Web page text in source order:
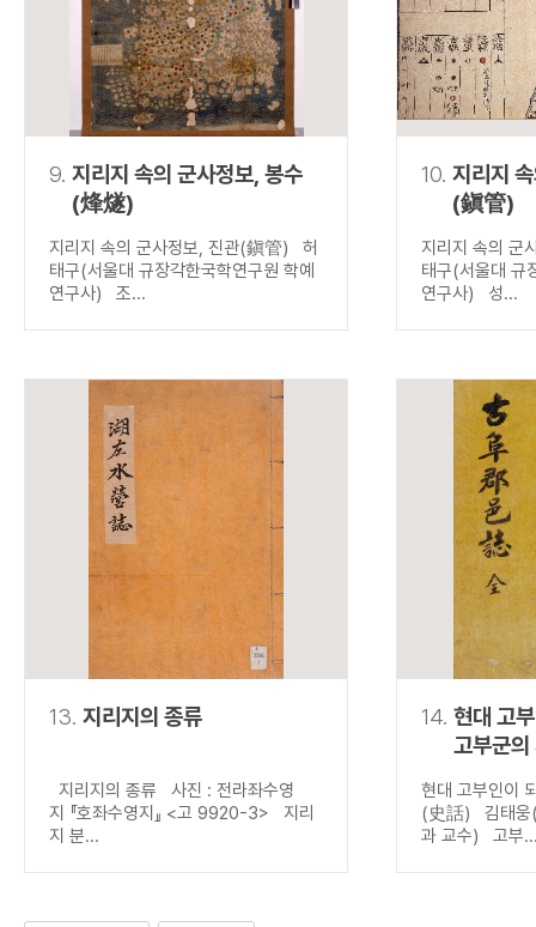
9. 지리지 속의 군사정보, 봉수
(烽燧)
지리지 속의 군사정보, 진관(鎭管) 허
태구(서울대 규장각한국학연구원 학예
연구사) 조...
10. 지리지
(鎭管)
지리지 속의
태구(서울대 규
연구사) 성...
13. 지리지의 종류
지리지의 종류 사진 : 전라좌수영
지 『호좌수영지』 <고 9920-3> 지리
지 분...
14. 현대 고
고부군
현대 고부인이
(史話) 김태웅(
과 교수) 고부